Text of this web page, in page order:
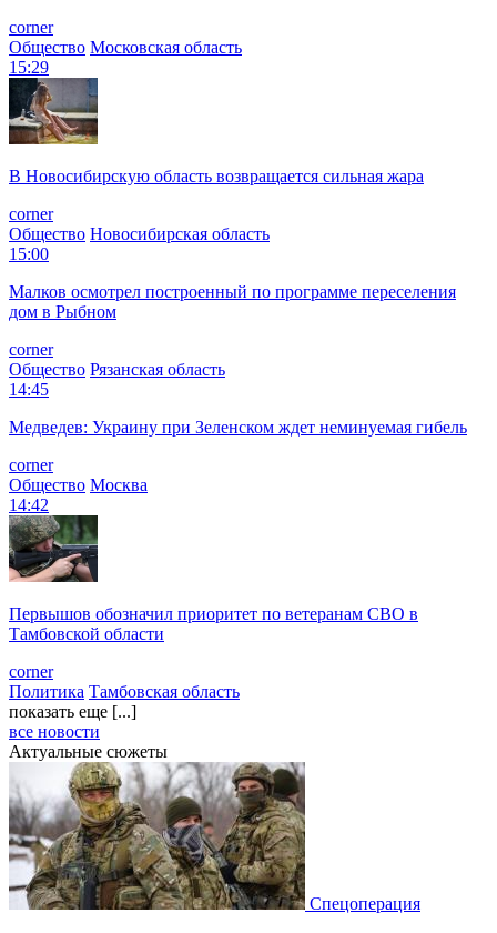
corner
Общество Московская область
15:29
В Новосибирскую область возвращается сильная жара
corner
Общество Новосибирская область
15:00
Малков осмотрел построенный по программе переселения
дом в Рыбном
corner
Общество Рязанская область
14:45
Медведев: Украину при Зеленском ждет неминуемая гибель
corner
Общество Москва
14:42
Первышов обозначил приоритет по ветеранам СВО в
Тамбовской области
corner
Политика Тамбовская область
показать еще [...]
все новости
Актуальные сюжеты
Спецоперация